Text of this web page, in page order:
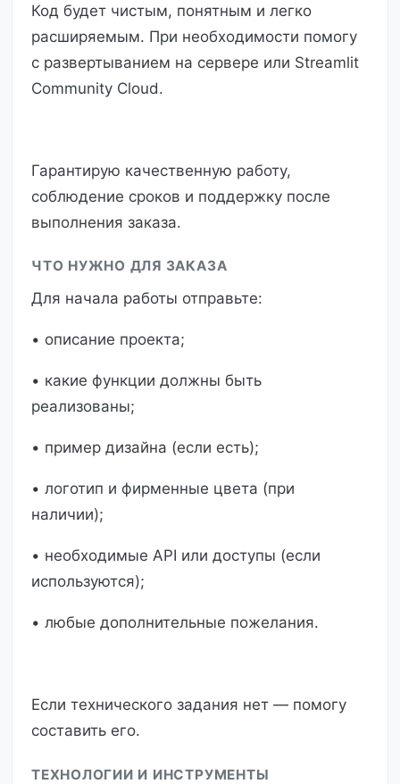
Код будет чистым, понятным и легко
расширяемым. При необходимости помогу
с развертыванием на сервере или Streamlit
Community Cloud.
Гарантирую качественную работу,
соблюдение сроков и поддержку после
выполнения заказа.
ЧТО НУЖНО ДЛЯ ЗАКАЗА
Для начала работы отправьте:
• описание проекта;
• какие функции должны быть
реализованы;
• пример дизайна (если есть);
• логотип и фирменные цвета (при
наличии);
• необходимые API или доступы (если
используются);
• любые дополнительные пожелания.
Если технического задания нет — помогу
составить его.
ТЕХНОЛОГИИ И ИНСТРУМЕНТЫ